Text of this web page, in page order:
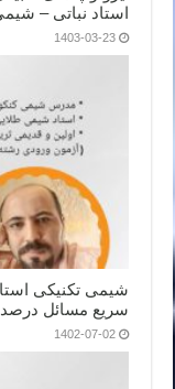
استاد نباتی –
1403-03-23
شیمی تکنیکی
سریع مسائل درصد
1402-07-02